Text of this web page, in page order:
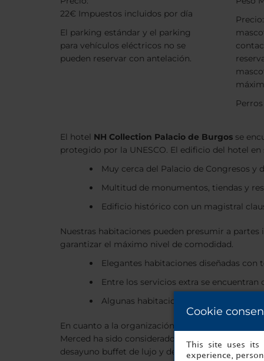
22€ Impuestos incluidos por día
El parking estándar y el parking
para vehículos eléctricos no se
pueden reservar con antelación.
El hotel NH Collection Palacio de Burgos se
protegido por la UNESCO. El edificio del hotel
Muy cerca del Palacio de Congresos y
Multitud de monumentos, tiendas y
Edificio histórico con un magistral
Nuestras habitaciones pueden presumir a
garantizar el máximo nivel de comodidad.
Elegantes habitaciones diseñadas con
Entre los servicios extra se
Algunas habitaciones ofrecen vistas
En cuanto a la organización de
Merced ha sido considerado como uno de los
desayuno buffet de lujo y de platos de la
Cookie
This site uses its
experience,